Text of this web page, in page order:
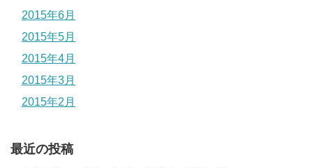
2015年6月
2015年5月
2015年4月
2015年3月
2015年2月
最近の投稿